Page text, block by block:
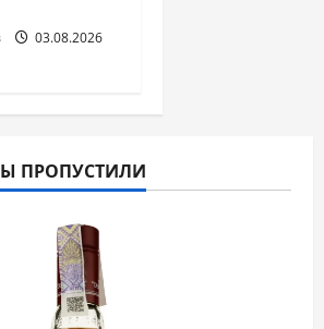
03.08.2026
ПРОПУСТИЛИ